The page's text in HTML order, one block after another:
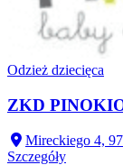
Odzież dziecięca
ZKD
Mireckiego 4,
Szczegóły